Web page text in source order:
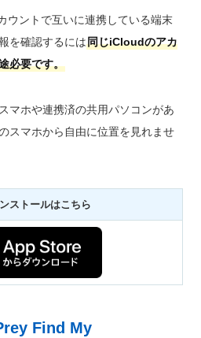
ウントで互いに連携している端末
を確認するには同じiCloudのアカ
必要です。
マホや連携済の共用パソコンがあ
スマホから自由に位置を見れませ
ストールはこちら
Find My